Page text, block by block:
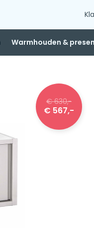
Warmhouden &
€ 630,-
€ 567,-